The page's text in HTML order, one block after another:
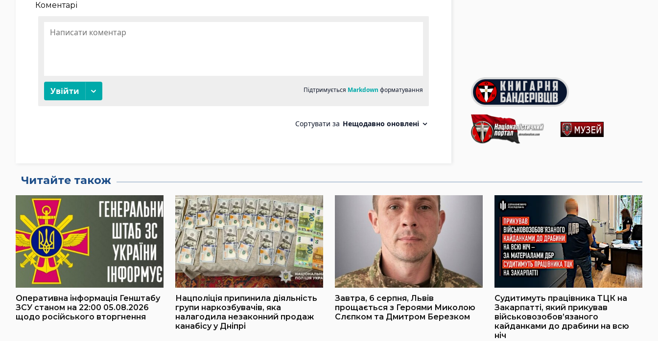
Коментарі
Читайте також
Оперативна інформація Генштабу
ЗСУ станом на 22:00 05.08.2026
щодо російського вторгнення
Нацполіція припинила діяльність
групи наркозбувачів, яка
налагодила незаконний продаж
канабісу у Дніпрі
Завтра, 6 серпня, Львів
прощається з Героями Миколою
Слєпком та Дмитром Березком
Судитимуть працівника ТЦК на
Закарпатті, який прикував
військовозобов’язаного
кайданками до драбини на всю
ніч